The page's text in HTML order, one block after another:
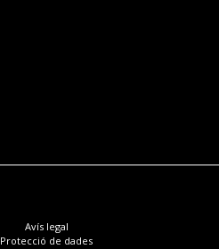
Avís legal
Protecció de dades